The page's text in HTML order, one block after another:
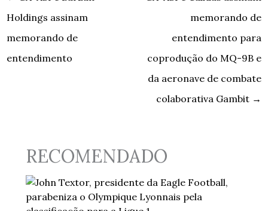
Holdings assinam
memorando de
entendimento
memorando de
entendimento para
coprodução do MQ-9B e
da aeronave de combate
colaborativa Gambit →
RECOMENDADO